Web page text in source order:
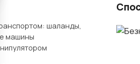
шаланды,
машины